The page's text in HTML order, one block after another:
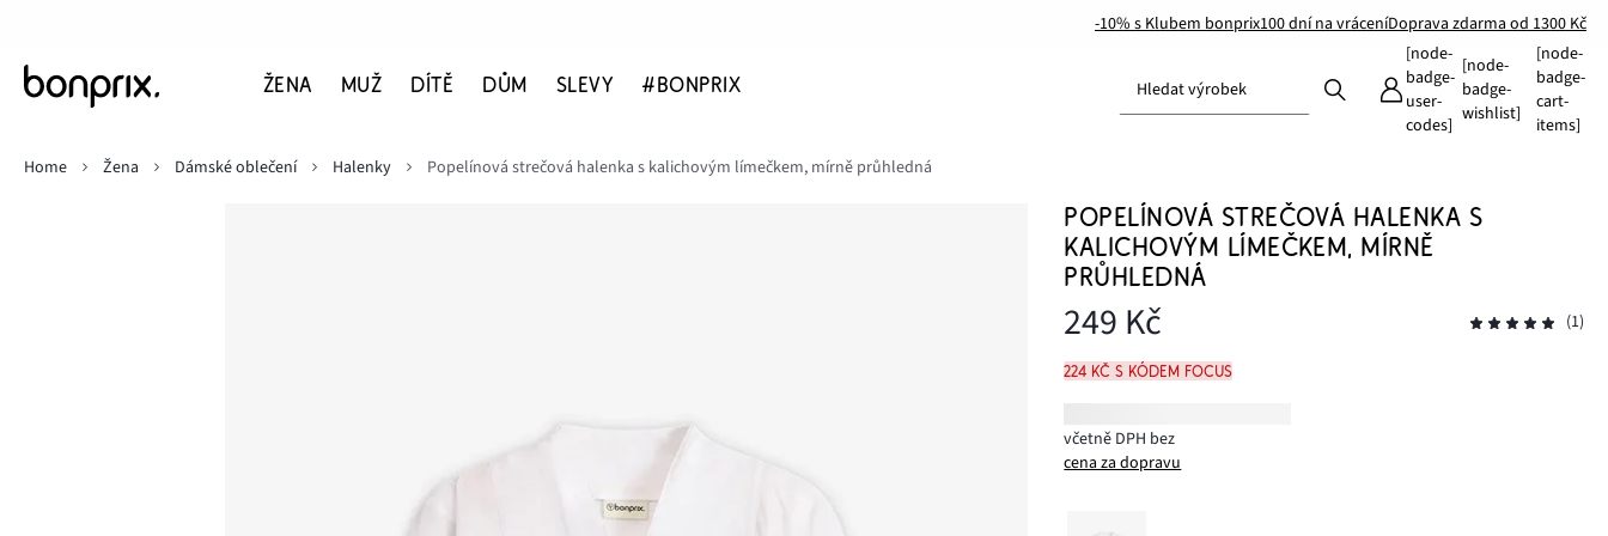
-10% s Klubem bonprix100 dní na vráceníDoprava zdarma od 1300 Kč
ŽENA MUŽ DÍTĚ DŮM SLEVY #BONPRIX Hledat výrobek
[node-
badge-
user-
codes]
[node-
badge-
wishlist]
[node-
badge-
cart-
items]
Home
Žena Dámské oblečení Halenky Popelínová strečová halenka s kalichovým límečkem, mírně průhledná
POPELÍNOVÁ STREČOVÁ HALENKA S
KALICHOVÝM LÍMEČKEM, MÍRNĚ
PRŮHLEDNÁ
249 Kč (1)
224 Kč s kódem FOCUS
včetně DPH bez
cena za dopravu